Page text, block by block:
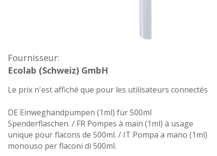
Fournisseur:
Ecolab (Schweiz) GmbH
Le prix n'est affiché que pour les utilisateurs connectés
DE Einweghandpumpen (1ml) für 500ml
Spenderflaschen. / FR Pompes à main (1ml) à usage
unique pour flacons de 500ml. / IT Pompa a mano (1ml)
monouso per flaconi di 500ml.